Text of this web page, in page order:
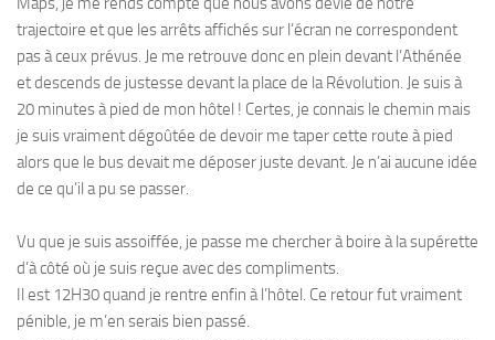
trajectoire et que les arrêts affichés sur l’écran ne correspondent
pas à ceux prévus. Je me retrouve donc en plein devant l’Athénée
et descends de justesse devant la place de la Révolution. Je suis à
20 minutes à pied de mon hôtel ! Certes, je connais le chemin mais
je suis vraiment dégoûtée de devoir me taper cette route à pied
alors que le bus devait me déposer juste devant. Je n’ai aucune idée
de ce qu’il a pu se passer.
Vu que je suis assoiffée, je passe me chercher à boire à la supérette
d’à côté où je suis reçue avec des compliments.
Il est 12H30 quand je rentre enfin à l’hôtel. Ce retour fut vraiment
pénible, je m’en serais bien passé.